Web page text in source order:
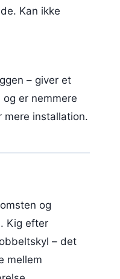
Kan ikke
– giver et
er nemmere
mere installation.
og
Kig efter
– det
mellem